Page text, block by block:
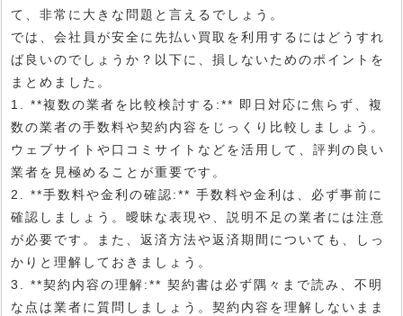
て、非常に大きな問題と言えるでしょう。
では、会社員が安全に先払い買取を利用するにはどうすれ
ば良いのでしょうか？以下に、損しないためのポイントを
まとめました。
1. **複数の業者を比較検討する:** 即日対応に焦らず、複
数の業者の手数料や契約内容をじっくり比較しましょう。
ウェブサイトや口コミサイトなどを活用して、評判の良い
業者を見極めることが重要です。
2. **手数料や金利の確認:** 手数料や金利は、必ず事前に
確認しましょう。曖昧な表現や、説明不足の業者には注意
が必要です。また、返済方法や返済期間についても、しっ
かりと理解しておきましょう。
3. **契約内容の理解:** 契約書は必ず隅々まで読み、不明
な点は業者に質問しましょう。契約内容を理解しないまま